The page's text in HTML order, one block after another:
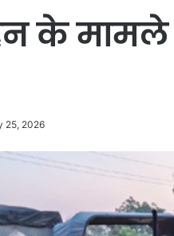
के मामले
25, 2026